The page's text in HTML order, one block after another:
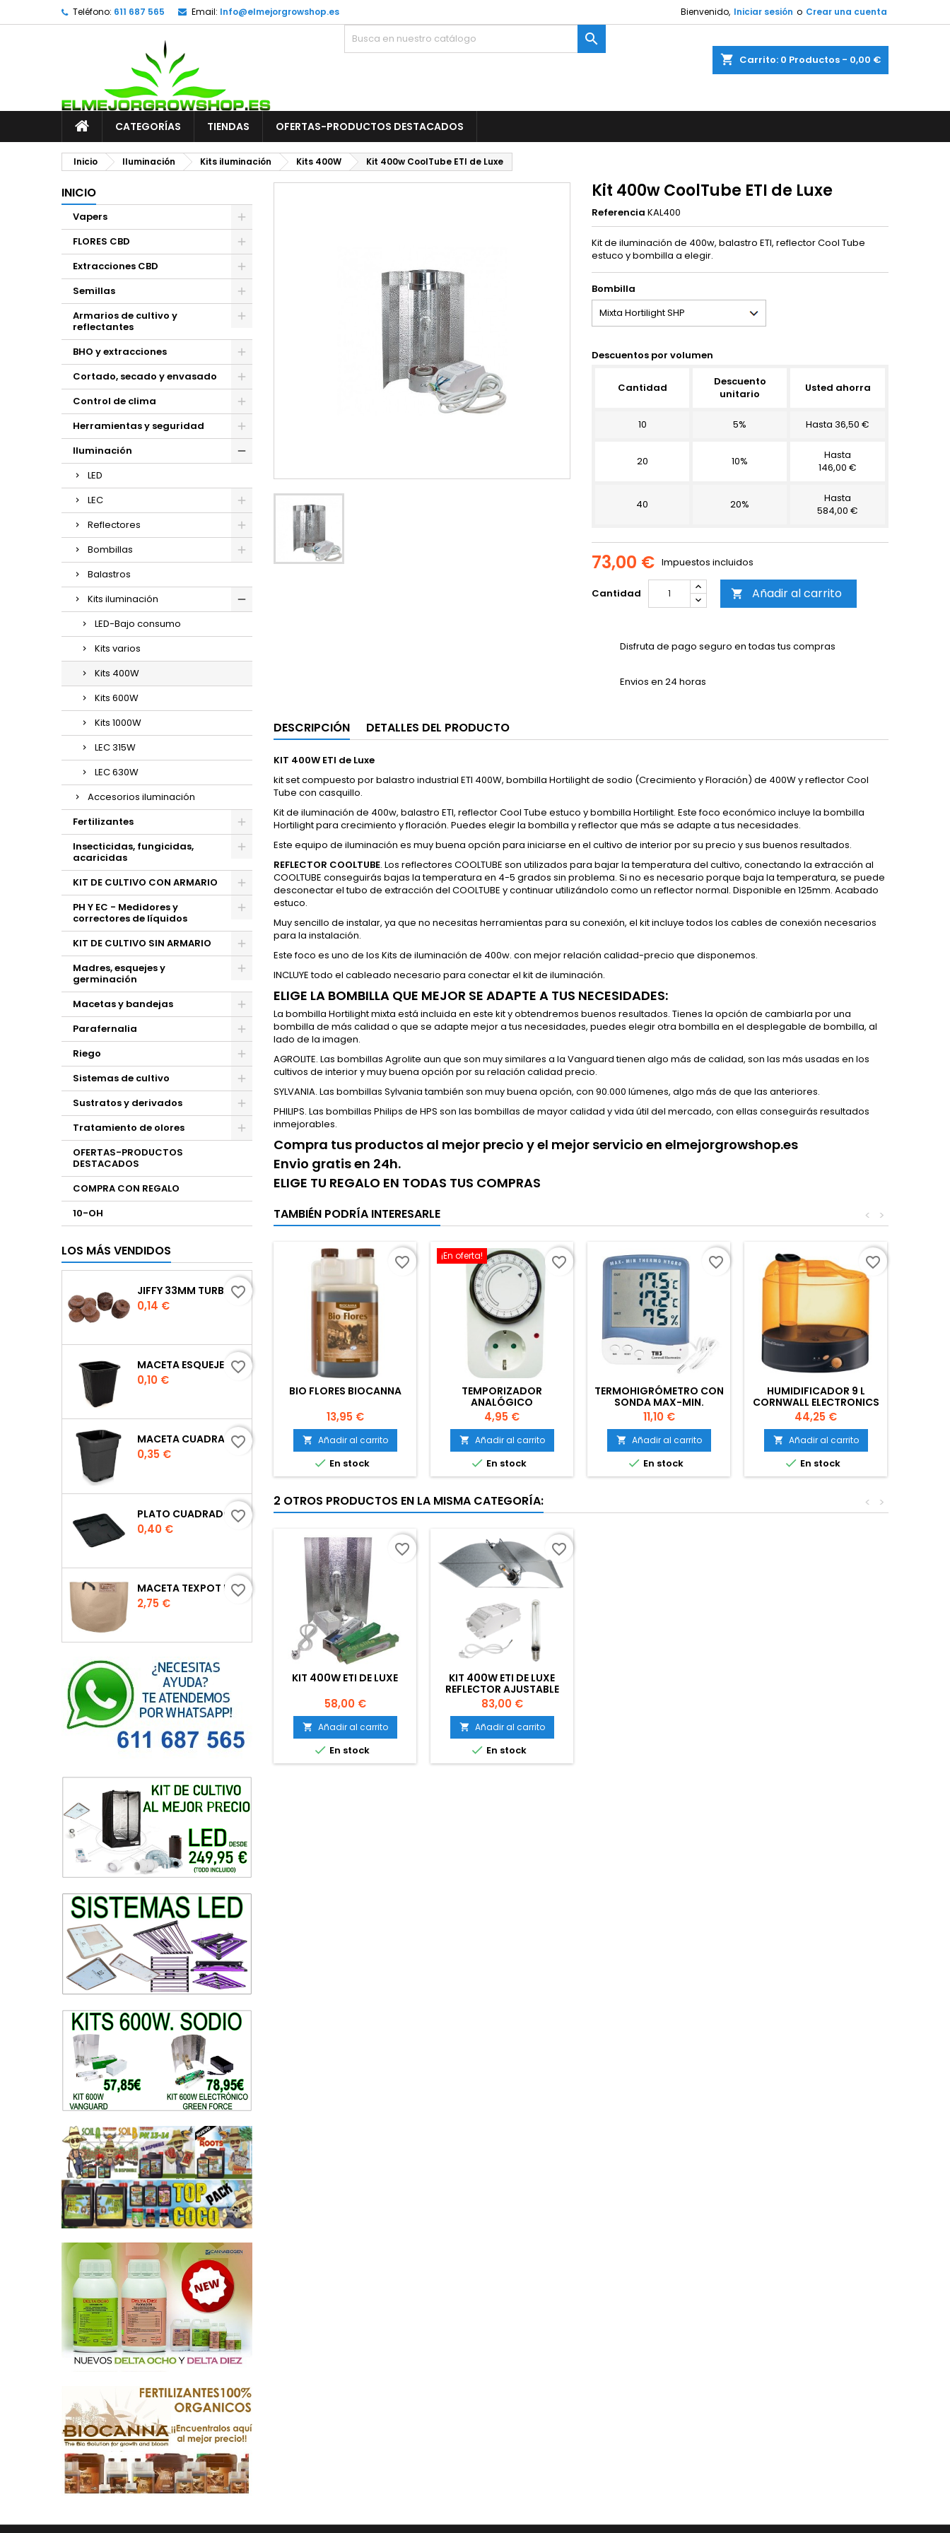
Teléfono: 611 687 565 Email: Info@elmejorgrowshop.es Bienvenido, Iniciar sesión o Crear una cuenta
shopping_cart Carrito: 0 Productos - 0,00 €

CATEGORÍAS TIENDAS OFERTAS-PRODUCTOS DESTACADOS
Inicio Iluminación Kits iluminación Kits 400W Kit 400w CoolTube ETI de Luxe
INICIO
Vapers
FLORES CBD
Extracciones CBD
Semillas
Armarios de cultivo y
reflectantes
BHO y extracciones
Cortado, secado y envasado
Control de clima
Herramientas y seguridad
Iluminación
LED
LEC
Reflectores
Bombillas
Balastros
Kits iluminación
LED-Bajo consumo
Kits varios
Kits 400W
Kits 600W
Kits 1000W
LEC 315W
LEC 630W
Accesorios iluminación
Fertilizantes
Insecticidas, fungicidas,
acaricidas
KIT DE CULTIVO CON ARMARIO
PH Y EC - Medidores y
correctores de líquidos
KIT DE CULTIVO SIN ARMARIO
Madres, esquejes y
germinación
Macetas y bandejas
Parafernalia
Riego
Sistemas de cultivo
Sustratos y derivados
Tratamiento de olores
OFERTAS-PRODUCTOS
DESTACADOS
COMPRA CON REGALO
10-OH
LOS MÁS VENDIDOS
JIFFY 33MM TURBA
Precio
0,14 €
favorite_border
MACETA ESQUEJE 7X7X8 CM.
Precio
0,10 €
favorite_border
MACETA CUADRADA NEGRA
Precio
0,35 €
favorite_border
PLATO CUADRADO PARA MACETA
Precio
0,40 €
favorite_border
MACETA TEXPOT URBAN COLOR ARENA
Precio
2,75 €
favorite_border
Kit 400w CoolTube ETI de Luxe
Referencia KAL400
Kit de iluminación de 400w, balastro ETI, reflector Cool Tube
estuco y bombilla a elegir.
Bombilla
Descuentos por volumen
Cantidad
Descuento
unitario
Usted ahorra
10 5% Hasta 36,50 €
20 10%
Hasta
146,00 €
40 20%
Hasta
584,00 €
73,00 € Impuestos incluidos
Cantidad  Añadir al carrito
Disfruta de pago seguro en todas tus compras
Envios en 24 horas
DESCRIPCIÓN DETALLES DEL PRODUCTO
KIT 400W ETI de Luxe
kit set compuesto por balastro industrial ETI 400W, bombilla Hortilight de sodio (Crecimiento y Floración) de 400W y reflector Cool
Tube con casquillo.
Kit de iluminación de 400w, balastro ETI, reflector Cool Tube estuco y bombilla Hortilight. Este foco económico incluye la bombilla
Hortilight para crecimiento y floración. Puedes elegir la bombilla y reflector que más se adapte a tus necesidades.
Este equipo de iluminación es muy buena opción para iniciarse en el cultivo de interior por su precio y sus buenos resultados.
REFLECTOR COOLTUBE. Los reflectores COOLTUBE son utilizados para bajar la temperatura del cultivo, conectando la extracción al
COOLTUBE conseguirás bajas la temperatura en 4-5 grados sin problema. Si no es necesario porque baja la temperatura, se puede
desconectar el tubo de extracción del COOLTUBE y continuar utilizándolo como un reflector normal. Disponible en 125mm. Acabado
estuco.
Muy sencillo de instalar, ya que no necesitas herramientas para su conexión, el kit incluye todos los cables de conexión necesarios
para la instalación.
Este foco es uno de los Kits de iluminación de 400w. con mejor relación calidad-precio que disponemos.
INCLUYE todo el cableado necesario para conectar el kit de iluminación.
ELIGE LA BOMBILLA QUE MEJOR SE ADAPTE A TUS NECESIDADES:
La bombilla Hortilight mixta está incluida en este kit y obtendremos buenos resultados. Tienes la opción de cambiarla por una
bombilla de más calidad o que se adapte mejor a tus necesidades, puedes elegir otra bombilla en el desplegable de bombilla, al
lado de la imagen.
AGROLITE. Las bombillas Agrolite aun que son muy similares a la Vanguard tienen algo más de calidad, son las más usadas en los
cultivos de interior y muy buena opción por su relación calidad precio.
SYLVANIA. Las bombillas Sylvania también son muy buena opción, con 90.000 lúmenes, algo más de que las anteriores.
PHILIPS. Las bombillas Philips de HPS son las bombillas de mayor calidad y vida útil del mercado, con ellas conseguirás resultados
inmejorables.
Compra tus productos al mejor precio y el mejor servicio en elmejorgrowshop.es
Envio gratis en 24h.
ELIGE TU REGALO EN TODAS TUS COMPRAS
TAMBIÉN PODRÍA INTERESARLE >
<
BIO FLORES BIOCANNA
Precio
13,95 €
 Añadir al carrito
 En stock
favorite_border ¡En oferta!
TEMPORIZADOR
ANALÓGICO
Precio
4,95 €
 Añadir al carrito
 En stock
favorite_border
TERMOHIGRÓMETRO CON
SONDA MAX-MIN.
PANTALLA GRANDE
Precio
11,10 €
 Añadir al carrito
 En stock
favorite_border
HUMIDIFICADOR 9 L
CORNWALL ELECTRONICS
Precio
44,25 €
 Añadir al carrito
 En stock
favorite_border
2 OTROS PRODUCTOS EN LA MISMA CATEGORÍA: >
<
KIT 400W ETI DE LUXE
Precio
58,00 €
 Añadir al carrito
 En stock
favorite_border
KIT 400W ETI DE LUXE
REFLECTOR AJUSTABLE
Precio
83,00 €
 Añadir al carrito
 En stock
favorite_border